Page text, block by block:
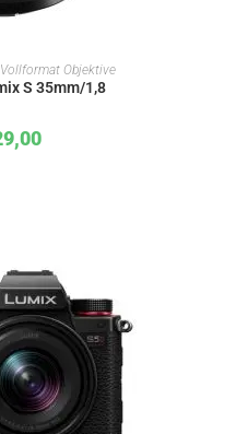
Objektive
S 35mm/1,8